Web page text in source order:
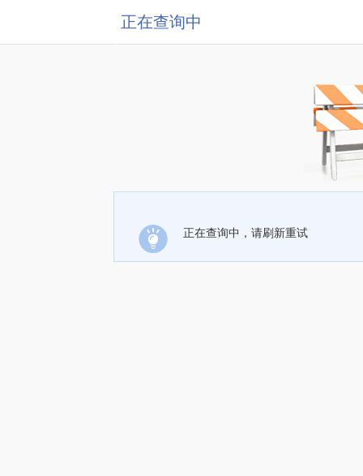
正在查询中
正在查询中，请刷新重试